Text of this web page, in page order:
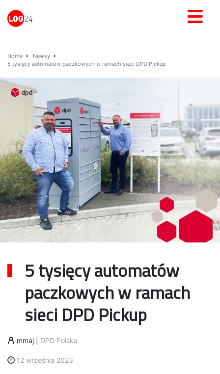
Home
Newsy
5 tysięcy automatów paczkowych w ramach sieci DPD Pickup
5 tysięcy automatów
paczkowych w ramach
sieci DPD Pickup
mmaj DPD Polska
12 września 2023